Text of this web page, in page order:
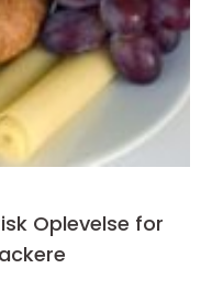
Oplevelse for